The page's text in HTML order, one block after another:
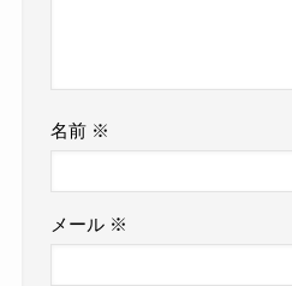
名前 ※
メール ※